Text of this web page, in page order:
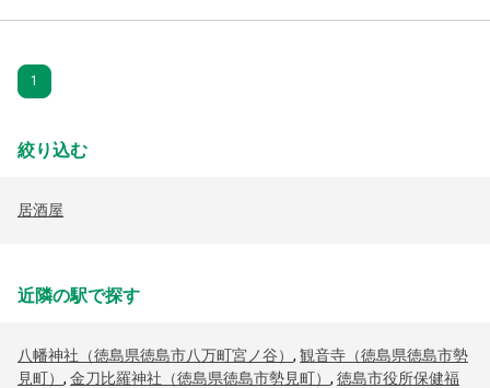
1
絞り込む
居酒屋
近隣の駅で探す
八幡神社（徳島県徳島市八万町宮ノ谷） , 観音寺（徳島県徳島市勢
見町） , 金刀比羅神社（徳島県徳島市勢見町） , 徳島市役所保健福